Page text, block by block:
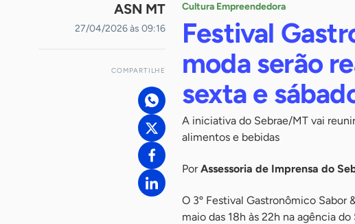
ASN MT
27/04/2026 às 09:16
COMPARTILHE
Cultura Empreendedora
Festival
moda serão
sexta e
A iniciativa do Sebrae/MT vai
alimentos e bebidas
PorAssessoria de Imprensa do
O 3º Festival Gastronômico Sabor
maio das 18h às 22h na agência